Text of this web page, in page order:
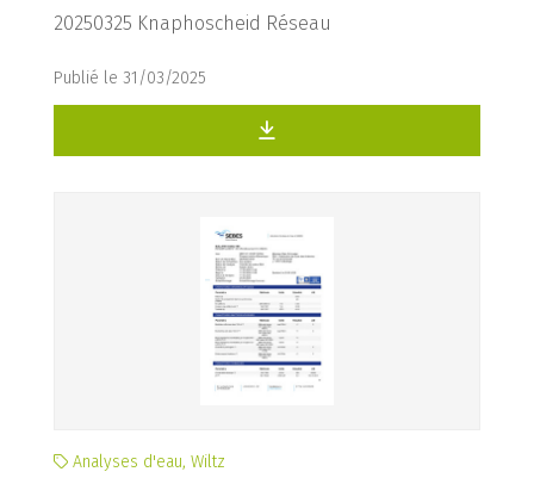
20250325 Knaphoscheid Réseau
Publié le 31/03/2025
Analyses d'eau, Wiltz